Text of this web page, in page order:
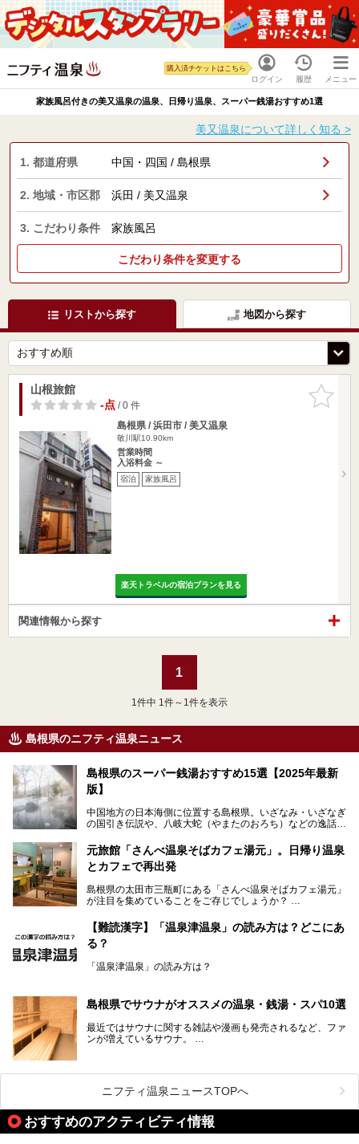
ログイン
購入済チケットはこちら
履歴 メニュー
家族風呂付きの美又温泉の温泉、日帰り温泉、スーパー銭湯おすすめ1選
美又温泉について詳しく知る >
1. 都道府県 中国・四国 / 島根県
2. 地域・市区郡 浜田 / 美又温泉
3. こだわり条件 家族風呂
こだわり条件を変更する
リストから探す 地図から探す
お気に入
りに追加
山根旅館
-点/ 0 件
島根県 / 浜田市 / 美又温泉
敬川駅10.90km
営業時間
入浴料金 ～
宿泊 家族風呂
楽天トラベルの宿泊プランを見る
関連情報から探す
1
1 件中 1件～1件を表示
島根県のニフティ温泉ニュース
島根県のスーパー銭湯おすすめ15選【2025年最新
版】
中国地方の日本海側に位置する島根県。いざなみ・いざなぎ
の国引き伝説や、八岐大蛇（やまたのおろち）などの逸話が
の参拝客が訪れます。「出雲縁結び空港」への直行便なら、
首都圏からでも実は2時間圏内で到着できるアクセスも魅力
です。
市）など、古くから知られる温泉郷が多くあります。ゆった
り流れる時間のなかで、心の底からのんびりできるスーパー
元旅館「さんべ温泉そばカフェ湯元」。日帰り温泉
とカフェで再出発
島根県の太田市三瓶町にある「さんべ温泉そばカフェ湯元」
が注目を集めていることをご存じでしょうか？
「さんべ温泉そばカフェ湯元」は日帰り温泉と、名物のそば
を提供するカフェという新しい営業スタイルで、観光客に限
らず地元民にも親しまれています。
宿泊をせずとも、気軽に源泉のお湯をつかった温泉と、美味
を経て現在のスタイルに辿り着いているのです。
【難読漢字】「温泉津温泉」の読み方は？どこにあ
る？
「温泉津温泉」の読み方は？
か？
島根県でサウナがオススメの温泉・銭湯・スパ10選
最近ではサウナに関する雑誌や漫画も発売されるなど、ファ
ンが増えているサウナ。
しかしサウナは一口にサウナと言っても、ドライサウナ、ス
チームサウナ、塩サウナなどが存在し、施設によって様々な
ニフティ温泉ニュースTOPへ
おすすめのアクティビティ情報